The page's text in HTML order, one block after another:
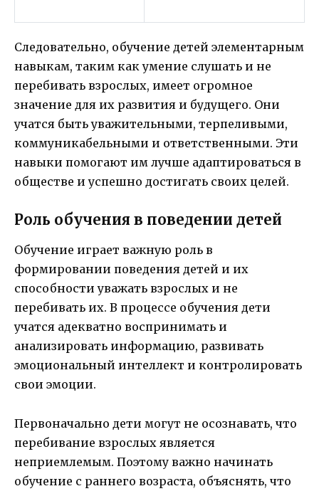
Следовательно, обучение детей элементарным
навыкам, таким как умение слушать и не
перебивать взрослых, имеет огромное
значение для их развития и будущего. Они
учатся быть уважительными, терпеливыми,
коммуникабельными и ответственными. Эти
навыки помогают им лучше адаптироваться в
обществе и успешно достигать своих целей.
Роль обучения в поведении детей
Обучение играет важную роль в
формировании поведения детей и их
способности уважать взрослых и не
перебивать их. В процессе обучения дети
учатся адекватно воспринимать и
анализировать информацию, развивать
эмоциональный интеллект и контролировать
свои эмоции.
Первоначально дети могут не осознавать, что
перебивание взрослых является
неприемлемым. Поэтому важно начинать
обучение с раннего возраста, объяснять, что